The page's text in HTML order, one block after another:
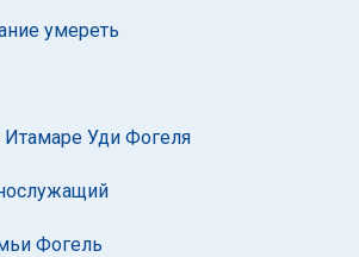
умереть
Итамаре Уди Фогеля
Фогель